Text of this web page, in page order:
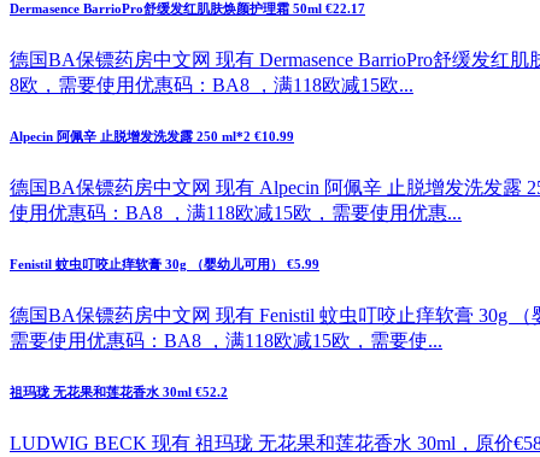
Dermasence BarrioPro舒缓发红肌肤焕颜护理霜 50ml €22.17
德国BA保镖药房中文网 现有 Dermasence BarrioPro舒缓发红
8欧，需要使用优惠码：BA8 ，满118欧减15欧...
Alpecin 阿佩辛 止脱增发洗发露 250 ml*2 €10.99
德国BA保镖药房中文网 现有 Alpecin 阿佩辛 止脱增发洗发露
使用优惠码：BA8 ，满118欧减15欧，需要使用优惠...
Fenistil 蚊虫叮咬止痒软膏 30g （婴幼儿可用） €5.99
德国BA保镖药房中文网 现有 Fenistil 蚊虫叮咬止痒软膏 30g
需要使用优惠码：BA8 ，满118欧减15欧，需要使...
祖玛珑 无花果和莲花香水 30ml €52.2
LUDWIG BECK 现有 祖玛珑 无花果和莲花香水 30ml，原价